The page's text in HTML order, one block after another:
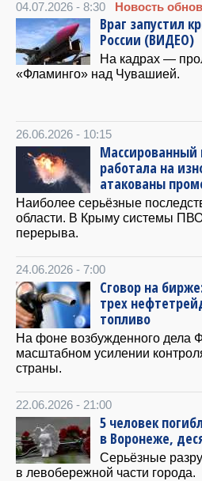
04.07.2026 - 8:30 Новость
Враг запустил
России (ВИДЕО)
На кадрах —
«Фламинго» над Чувашией.
26.06.2026 - 10:15
Массированный
работала на
атакованы
Наиболее серьёзные
области. В Крыму системы
перерыва.
24.06.2026 - 7:00
Сговор на
трех
топливо
На фоне возбужденного дела
масштабном усилении
страны.
22.06.2026 - 21:00
5 человек
в Воронеже,
Серьёзные
в левобережной части города.